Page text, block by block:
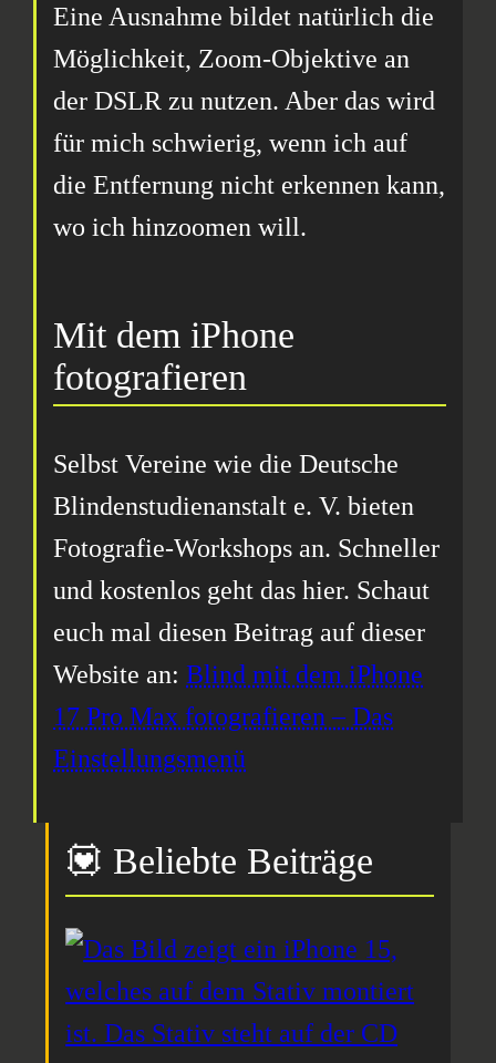
Eine Ausnahme bildet natürlich die
Möglichkeit, Zoom-Objektive an
der DSLR zu nutzen. Aber das wird
für mich schwierig, wenn ich auf
die Entfernung nicht erkennen kann,
wo ich hinzoomen will.
Mit dem iPhone
fotografieren
Selbst Vereine wie die Deutsche
Blindenstudienanstalt e. V. bieten
Fotografie-Workshops an. Schneller
und kostenlos geht das hier. Schaut
euch mal diesen Beitrag auf dieser
Website an:Blind mit dem iPhone
17 Pro Max fotografieren – Das
Einstellungsmenü
💟 Beliebte Beiträge